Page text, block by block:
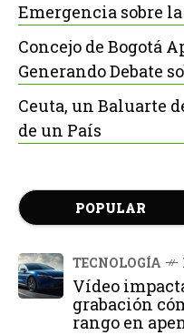
Emergencia sobre
Concejo de Bogotá
Generando Debate
Ceuta, un Baluarte
de un País
POPULAR
TECNOLOGÍA
Vídeo
grabación
rango en